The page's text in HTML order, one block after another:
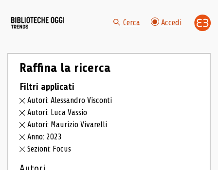
Cerca Accedi
Raffina la ricerca
Filtri applicati
Autori: Alessandro Visconti
Autori: Luca Vassio
Autori: Maurizio Vivarelli
Anno: 2023
Sezioni: Focus